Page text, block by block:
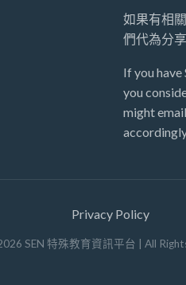
如果有相
們代為分
If you
you
might
Privacy Policy
SEN 特殊教育資訊平台 | All